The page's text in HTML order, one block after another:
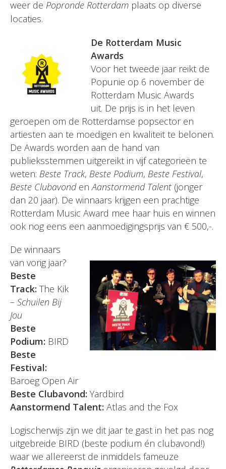
weer de Popronde Rotterdam plaats op diverse
locaties.
De Rotterdam Music
Awards
Voor het tweede jaar reikt de
Popunie op 6 november de
Rotterdam Music Awards
uit. De prijs is in het leven
geroepen om de Rotterdamse popsector en
artiesten aan te moedigen en kwaliteit te belonen.
De Awards worden aan de hand van
publieksstemmen uitgereikt in vijf categorieën te
weten: Beste Track, Beste Podium, Beste Festival,
Beste ClubavondenAanstormend Talent (jonger
dan 20 jaar). De winnaars krijgen een prachtige
Rotterdam Music Award mee haar huis en winnen
ook nog eens een aanmoedigingsprijs van € 500,-.
De winnaars
van vorig jaar?
Beste
Track: The Kik
– Schuilen Bij
Jou
Beste
Podium: BIRD
Beste
Festival:
Baroeg Open Air
Beste Clubavond: Yardbird
Aanstormend Talent: Atlas and the Fox
Logischerwijs zijn we dit jaar te gast in het pas nog
uitgebreide BIRD (beste podium én clubavond!)
waar we allereerst de inmiddels fameuze